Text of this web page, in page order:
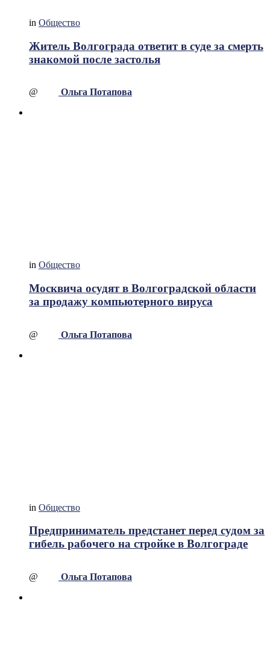
in Общество
Житель Волгограда ответит в суде за смерть
знакомой после застолья
@ Ольга Потапова
in Общество
Москвича осудят в Волгоградской области
за продажу компьютерного вируса
@ Ольга Потапова
in Общество
Предприниматель предстанет перед судом за
гибель рабочего на стройке в Волгограде
@ Ольга Потапова